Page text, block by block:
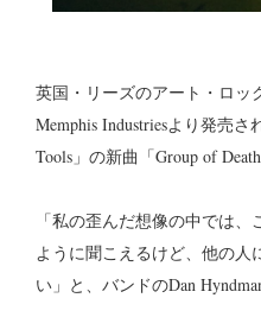
英国・リーズのアート・ロッ
Memphis Industriesより発売
Tools」の新曲「Group of
「私の歪んだ想像の中では、
ように聞こえるけど、他の人
い」と、バンドのDan